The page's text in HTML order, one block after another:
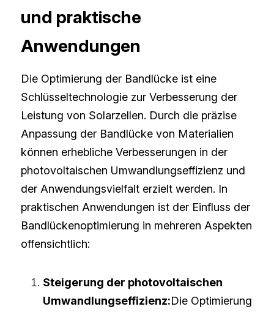
und praktische
Anwendungen
Die Optimierung der Bandlücke ist eine
Schlüsseltechnologie zur Verbesserung der
Leistung von Solarzellen. Durch die präzise
Anpassung der Bandlücke von Materialien
können erhebliche Verbesserungen in der
photovoltaischen Umwandlungseffizienz und
der Anwendungsvielfalt erzielt werden. In
praktischen Anwendungen ist der Einfluss der
Bandlückenoptimierung in mehreren Aspekten
offensichtlich:
Steigerung der photovoltaischen
Umwandlungseffizienz:Die Optimierung